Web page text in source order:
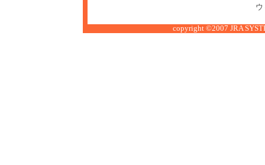
copyright ©2007 JRA